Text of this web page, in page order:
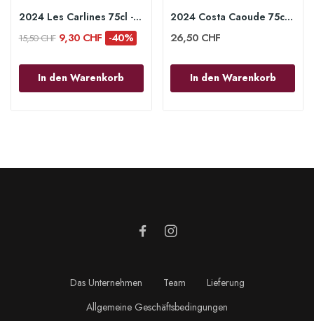
2024 Les Carlines 75cl - Domaine Mas Haut Buis
15,50 CHF 9,30 CHF -40%
In den Warenkorb
2024 Costa Caoude 75cl - Domaine Mas Haut Buis
26,50 CHF
In den Warenkorb
Das Unternehmen Team
Lieferung
Allgemeine Geschäftsbedingungen